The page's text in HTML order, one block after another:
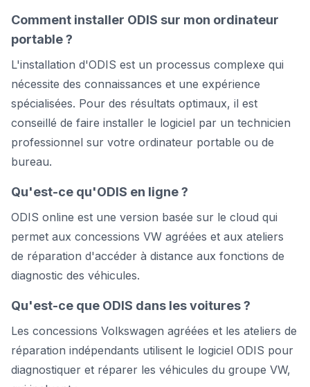
Comment installer ODIS sur mon ordinateur
portable ?
L'installation d'ODIS est un processus complexe qui
nécessite des connaissances et une expérience
spécialisées. Pour des résultats optimaux, il est
conseillé de faire installer le logiciel par un technicien
professionnel sur votre ordinateur portable ou de
bureau.
Qu'est-ce qu'ODIS en ligne ?
ODIS online est une version basée sur le cloud qui
permet aux concessions VW agréées et aux ateliers
de réparation d'accéder à distance aux fonctions de
diagnostic des véhicules.
Qu'est-ce que ODIS dans les voitures ?
Les concessions Volkswagen agréées et les ateliers de
réparation indépendants utilisent le logiciel ODIS pour
diagnostiquer et réparer les véhicules du groupe VW,